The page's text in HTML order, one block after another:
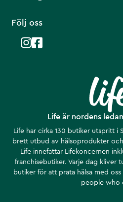
Life är nordens
Life har cirka 130 butiker utspritt
brett utbud av hälsoprodukter
Life innefattar Lifekoncernen
franchisebutiker. Varje dag kliver
butiker för att prata hälsa med
people who
Följ oss